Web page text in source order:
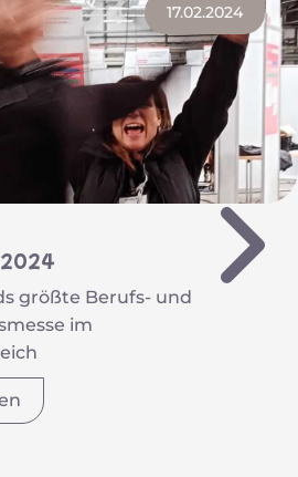
17.02.2024
größte Berufs- und
im